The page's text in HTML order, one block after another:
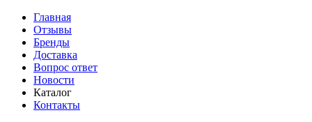
Главная
Отзывы
Бренды
Доставка
Вопрос ответ
Новости
Каталог
Контакты